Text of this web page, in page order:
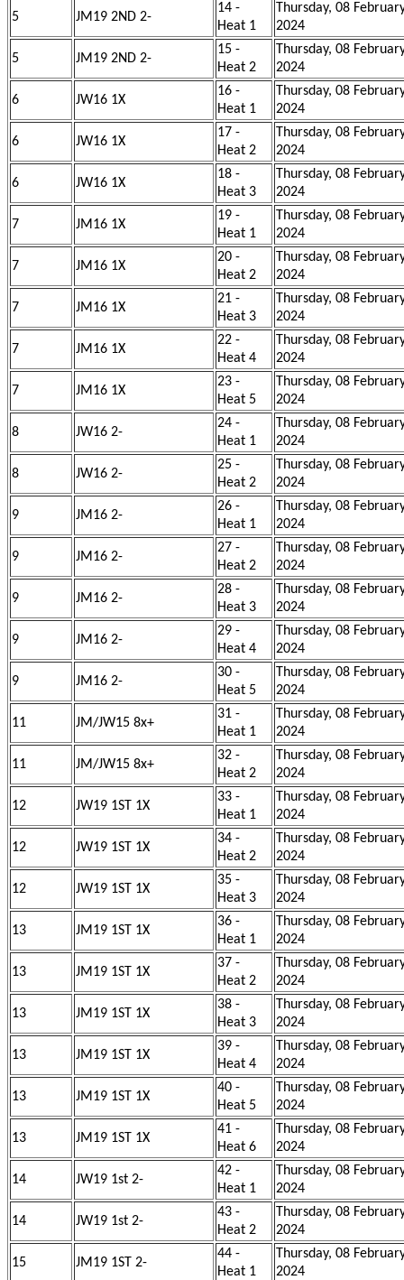
5 JM19 2ND 2-
14 -
Heat 1
Thursday, 08
2024
5 JM19 2ND 2-
15 -
Heat 2
Thursday, 08
2024
6 JW16 1X
16 -
Heat 1
Thursday, 08
2024
6 JW16 1X
17 -
Heat 2
Thursday, 08
2024
6 JW16 1X
18 -
Heat 3
Thursday, 08
2024
7 JM16 1X
19 -
Heat 1
Thursday, 08
2024
7 JM16 1X
20 -
Heat 2
Thursday, 08
2024
7 JM16 1X
21 -
Heat 3
Thursday, 08
2024
7 JM16 1X
22 -
Heat 4
Thursday, 08
2024
7 JM16 1X
23 -
Heat 5
Thursday, 08
2024
8 JW16 2-
24 -
Heat 1
Thursday, 08
2024
8 JW16 2-
25 -
Heat 2
Thursday, 08
2024
9 JM16 2-
26 -
Heat 1
Thursday, 08
2024
9 JM16 2-
27 -
Heat 2
Thursday, 08
2024
9 JM16 2-
28 -
Heat 3
Thursday, 08
2024
9 JM16 2-
29 -
Heat 4
Thursday, 08
2024
9 JM16 2-
30 -
Heat 5
Thursday, 08
2024
11 JM/JW15 8x+
31 -
Heat 1
Thursday, 08
2024
11 JM/JW15 8x+
32 -
Heat 2
Thursday, 08
2024
12 JW19 1ST 1X
33 -
Heat 1
Thursday, 08
2024
12 JW19 1ST 1X
34 -
Heat 2
Thursday, 08
2024
12 JW19 1ST 1X
35 -
Heat 3
Thursday, 08
2024
13 JM19 1ST 1X
36 -
Heat 1
Thursday, 08
2024
13 JM19 1ST 1X
37 -
Heat 2
Thursday, 08
2024
13 JM19 1ST 1X
38 -
Heat 3
Thursday, 08
2024
13 JM19 1ST 1X
39 -
Heat 4
Thursday, 08
2024
13 JM19 1ST 1X
40 -
Heat 5
Thursday, 08
2024
13 JM19 1ST 1X
41 -
Heat 6
Thursday, 08
2024
14 JW19 1st 2-
42 -
Heat 1
Thursday, 08
2024
14 JW19 1st 2-
43 -
Heat 2
Thursday, 08
2024
15 JM19 1ST 2-
44 -
Heat 1
Thursday, 08
2024